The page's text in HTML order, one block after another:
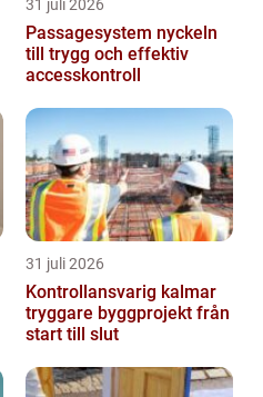
31 juli 2026
Passagesystem nyckeln
till trygg och effektiv
accesskontroll
31 juli 2026
Kontrollansvarig kalmar
tryggare byggprojekt från
start till slut